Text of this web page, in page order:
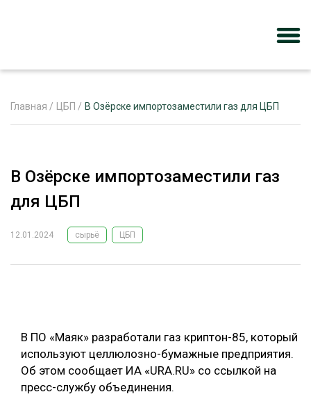
О ПРОЕКТЕ
ОБРАБОТКА ДРЕВЕСИНЫ
ЦИФРОВАЯ СРЕДА
БИОЭНЕРГЕТИКА
РУБРИКИ
Главная / ЦБП / В Озёрске импортозаместили газ для ЦБП
В Озёрске импортозаместили газ
для ЦБП
12.01.2024 сырьё ЦБП
В ПО «Маяк» разработали газ криптон-85, который
используют целлюлозно-бумажные предприятия.
Об этом сообщает ИА «URA.RU» со ссылкой на
пресс-службу объединения.